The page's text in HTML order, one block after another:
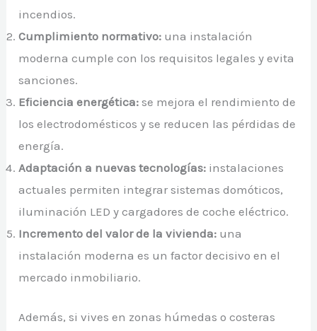
incendios.
Cumplimiento normativo: una instalación
moderna cumple con los requisitos legales y evita
sanciones.
Eficiencia energética: se mejora el rendimiento de
los electrodomésticos y se reducen las pérdidas de
energía.
Adaptación a nuevas tecnologías: instalaciones
actuales permiten integrar sistemas domóticos,
iluminación LED y cargadores de coche eléctrico.
Incremento del valor de la vivienda: una
instalación moderna es un factor decisivo en el
mercado inmobiliario.
Además, si vives en zonas húmedas o costeras